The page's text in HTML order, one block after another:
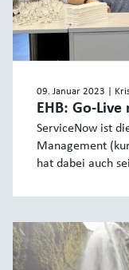
09. Januar 2023 |
EHB: Go-
ServiceNow ist
Management
hat dabei auch